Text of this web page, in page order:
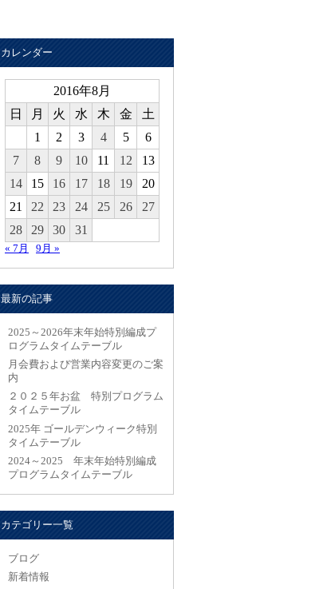
カレンダー
2016年8月
日
月 火 水 木 金
土
1
2 3 4 5
6
7
8 9 10 11 12
13
14
15 16 17 18 19
20
21
22 23 24 25 26
27
28
29 30 31
« 7月 9月 »
最新の記事
2025～2026年末年始特別編成プ
ログラムタイムテーブル
月会費および営業内容変更のご案
内
２０２５年お盆 特別プログラム
タイムテーブル
2025年 ゴールデンウィーク特別
タイムテーブル
2024～2025 年末年始特別編成
プログラムタイムテーブル
カテゴリー一覧
ブログ
新着情報